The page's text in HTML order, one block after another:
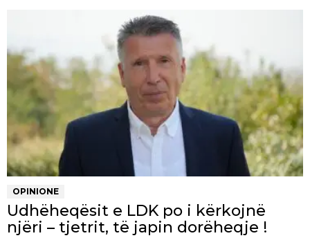
OPINIONE
Udhëheqësit e LDK po i kërkojnë
njëri – tjetrit, të japin dorëheqje !